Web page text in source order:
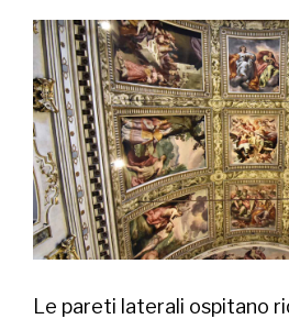
Le pareti laterali ospitano